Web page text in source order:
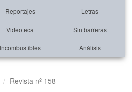
Reportajes Letras
Videoteca Sin barreras
Incombustibles Análisis
Revista nº 158